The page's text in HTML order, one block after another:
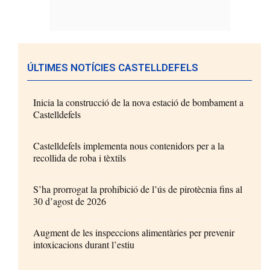
ÚLTIMES NOTÍCIES CASTELLDEFELS
Inicia la construcció de la nova estació de bombament a
Castelldefels
Castelldefels implementa nous contenidors per a la
recollida de roba i tèxtils
S’ha prorrogat la prohibició de l’ús de pirotècnia fins al
30 d’agost de 2026
Augment de les inspeccions alimentàries per prevenir
intoxicacions durant l’estiu